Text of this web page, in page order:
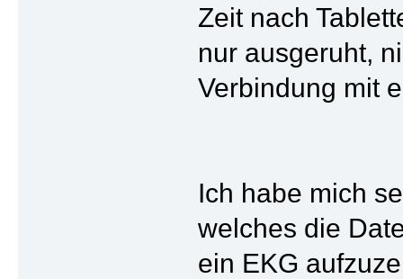
Zeit nach
nur ausgeruht,
Verbindung mit
Ich habe mich
welches die
ein EKG